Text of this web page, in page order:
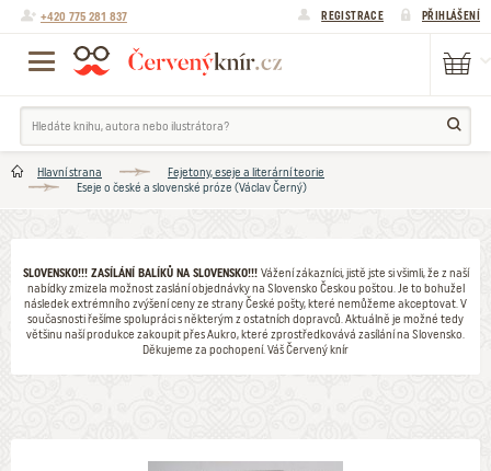
+420 775 281 837 REGISTRACE PŘIHLÁŠENÍ
Hlavní strana
Fejetony, eseje a literární teorie
Eseje o české a slovenské próze (Václav Černý)
SLOVENSKO!!! ZASÍLÁNÍ BALÍKŮ NA SLOVENSKO!!! Vážení zákazníci, jistě jste si všimli, že z naší
nabídky zmizela možnost zaslání objednávky na Slovensko Českou poštou. Je to bohužel
následek extrémního zvýšení ceny ze strany České pošty, které nemůžeme akceptovat. V
současnosti řešíme spolupráci s některým z ostatních dopravců. Aktuálně je možné tedy
většinu naší produkce zakoupit přes Aukro, které zprostředkovává zasílání na Slovensko.
Děkujeme za pochopení. Váš Červený knír